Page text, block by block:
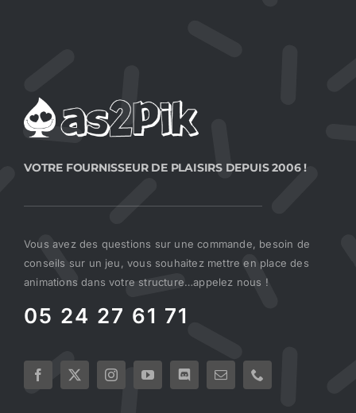
VOTRE FOURNISSEUR DE PLAISIRS DEPUIS 2006 !
Vous avez des questions sur une commande, besoin de
conseils sur un jeu, vous souhaitez mettre en place des
animations dans votre structure…appelez nous !
05 24 27 61 71